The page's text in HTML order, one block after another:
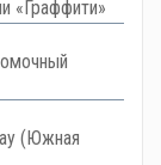
«Граффити»
(Южная